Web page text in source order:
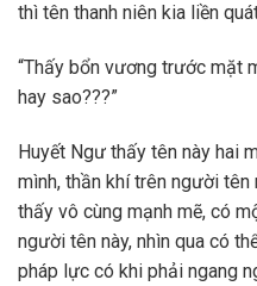
thì tên thanh niên kia liền
“Thấy bổn vương trước mặt
hay sao???”
Huyết Ngư thấy tên này hai
mình, thần khí trên người
thấy vô cùng mạnh mẽ, có
người tên này, nhìn qua có
pháp lực có khi phải ngang